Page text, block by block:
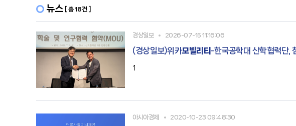
뉴스 [ 총 18건 ]
경상일보 2026-07-15 11:16:06
(경상일보)위카모빌리티 -한국공학대 산학협력단,
1
아시아경제 2020-10-23 09:48:30